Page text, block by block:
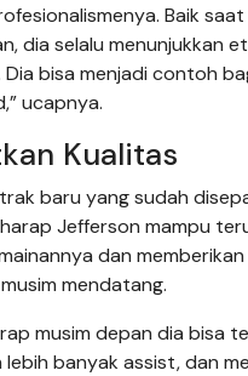
Baik
dia selalu menunjukkan
bisa menjadi contoh
ucapnya.
Kualitas
baru yang sudah
Jefferson mampu
dan
mendatang.
musim depan dia bisa
lebih banyak assist, dan